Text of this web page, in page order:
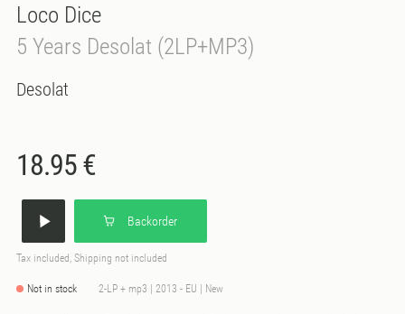
Loco Dice
5 Years Desolat (2LP+MP3)
Desolat
18.95 €
Backorder
Tax included, Shipping not included
Not in stock 2-LP + mp3 | 2013 - EU | New